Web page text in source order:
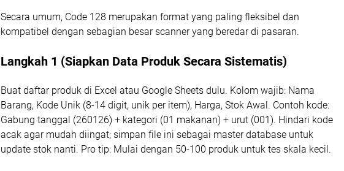
Secara umum, Code 128 merupakan format yang paling fleksibel dan
kompatibel dengan sebagian besar scanner yang beredar di pasaran.
Langkah 1 (Siapkan Data Produk Secara Sistematis)
Buat daftar produk di Excel atau Google Sheets dulu. Kolom wajib: Nama
Barang, Kode Unik (8-14 digit, unik per item), Harga, Stok Awal. Contoh kode:
Gabung tanggal (260126) + kategori (01 makanan) + urut (001). Hindari kode
acak agar mudah diingat; simpan file ini sebagai master database untuk
update stok nanti. Pro tip: Mulai dengan 50-100 produk untuk tes skala kecil.